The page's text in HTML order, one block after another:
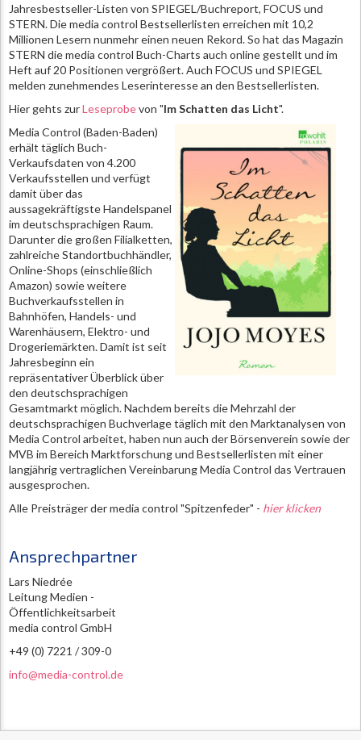
Jahresbestseller-Listen von SPIEGEL/Buchreport, FOCUS und
STERN. Die media control Bestsellerlisten erreichen mit 10,2
Millionen Lesern nunmehr einen neuen Rekord. So hat das Magazin
STERN die media control Buch-Charts auch online gestellt und im
Heft auf 20 Positionen vergrößert. Auch FOCUS und SPIEGEL
melden zunehmendes Leserinteresse an den Bestsellerlisten.
Hier gehts zurLeseprobevon "Im Schatten das Licht".
Media Control (Baden-Baden)
erhält täglich Buch-
Verkaufsdaten von 4.200
Verkaufsstellen und verfügt
damit über das
aussagekräftigste Handelspanel
im deutschsprachigen Raum.
Darunter die großen Filialketten,
zahlreiche Standortbuchhändler,
Online-Shops (einschließlich
Amazon) sowie weitere
Buchverkaufsstellen in
Bahnhöfen, Handels- und
Warenhäusern, Elektro- und
Drogeriemärkten. Damit ist seit
Jahresbeginn ein
repräsentativer Überblick über
den deutschsprachigen
Gesamtmarkt möglich. Nachdem bereits die Mehrzahl der
deutschsprachigen Buchverlage täglich mit den Marktanalysen von
Media Control arbeitet, haben nun auch der Börsenverein sowie der
MVB im Bereich Marktforschung und Bestsellerlisten mit einer
langjährig vertraglichen Vereinbarung Media Control das Vertrauen
ausgesprochen.
Alle Preisträger der media control "Spitzenfeder" - hier klicken
Ansprechpartner
Lars Niedrée
Leitung Medien -
Öffentlichkeitsarbeit
media control GmbH
+49 (0) 7221 / 309-0
info@media-control.de